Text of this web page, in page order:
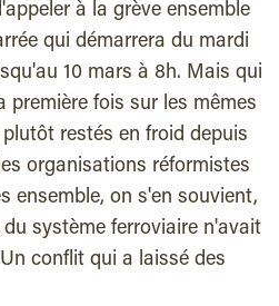
à la grève ensemble
qui démarrera du mardi
10 mars à 8h. Mais qui
première fois sur les mêmes
restés en froid depuis
organisations réformistes
ensemble, on s'en souvient,
système ferroviaire n'avait
conflit qui a laissé des